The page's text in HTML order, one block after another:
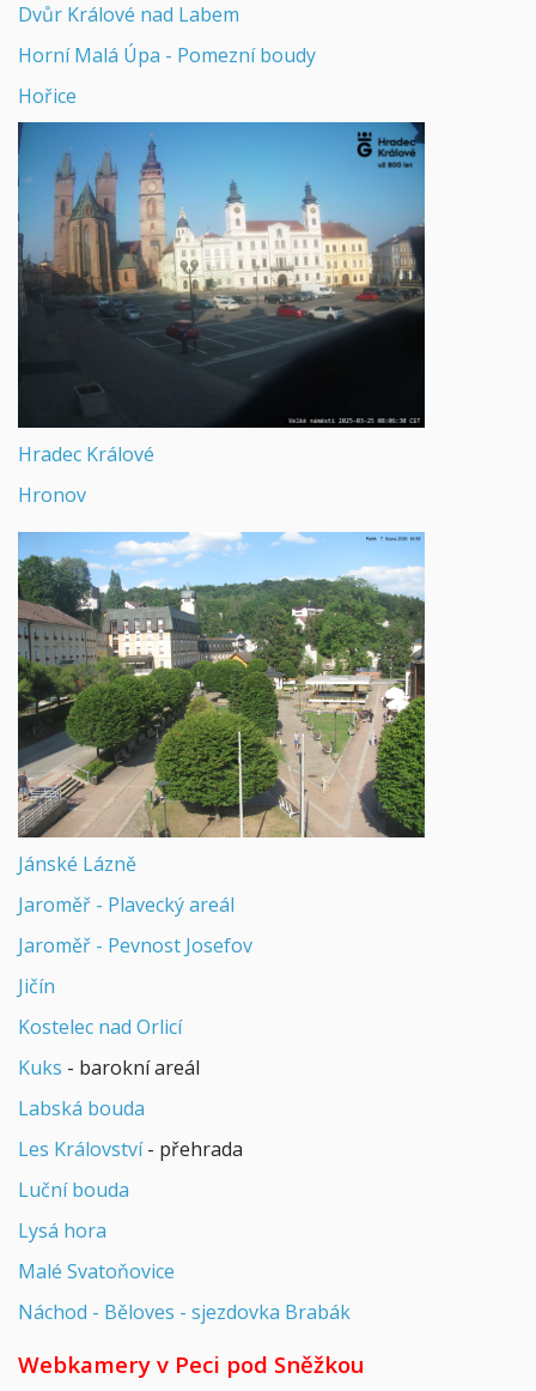
Dvůr Králové nad Labem
Horní Malá Úpa - Pomezní boudy
Hořice
Hradec Králové
Hronov
Jánské Lázně
Jaroměř - Plavecký areál
Jaroměř - Pevnost Josefov
Jičín
Kostelec nad Orlicí
Kuks - barokní areál
Labská bouda
Les Království- přehrada
Luční bouda
Lysá hora
Malé Svatoňovice
Náchod - Běloves - sjezdovka Brabák
Webkamery v Peci pod Sněžkou